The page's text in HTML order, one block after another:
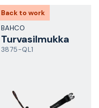
Back to work
BAHCO
Turvasilmukka
3875-QL1